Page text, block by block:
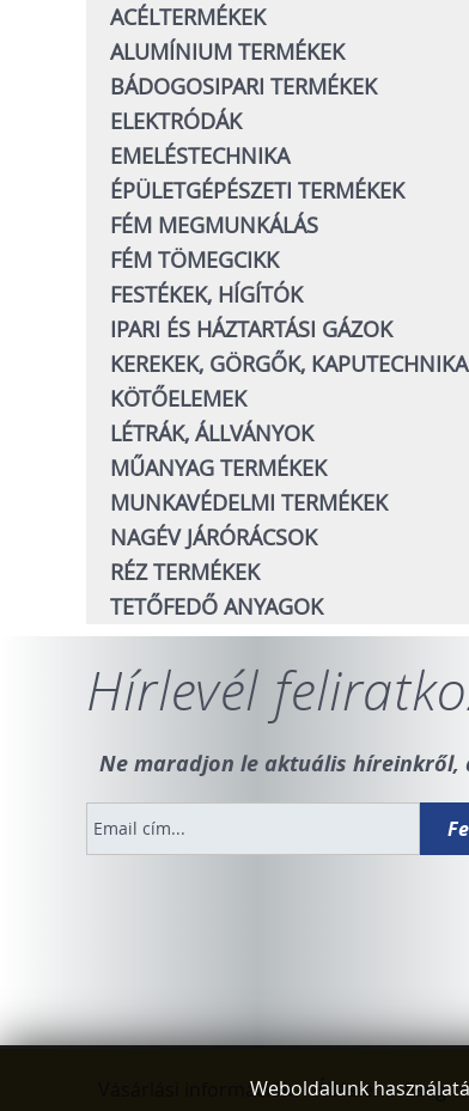
ACÉLTERMÉKEK
ALUMÍNIUM TERMÉKEK
BÁDOGOSIPARI TERMÉKEK
ELEKTRÓDÁK
EMELÉSTECHNIKA
ÉPÜLETGÉPÉSZETI TERMÉKEK
FÉM MEGMUNKÁLÁS
FÉM TÖMEGCIKK
FESTÉKEK, HÍGÍTÓK
IPARI ÉS HÁZTARTÁSI GÁZOK
KEREKEK, GÖRGŐK, KAPUTECHNIKA
KÖTŐELEMEK
LÉTRÁK, ÁLLVÁNYOK
MŰANYAG TERMÉKEK
MUNKAVÉDELMI TERMÉKEK
NAGÉV JÁRÓRÁCSOK
RÉZ TERMÉKEK
TETŐFEDŐ ANYAGOK
Weboldalunk
Hírlevél
Ne maradjon le aktuális híreinkről,
Vásárlási információk Álláslehetőség